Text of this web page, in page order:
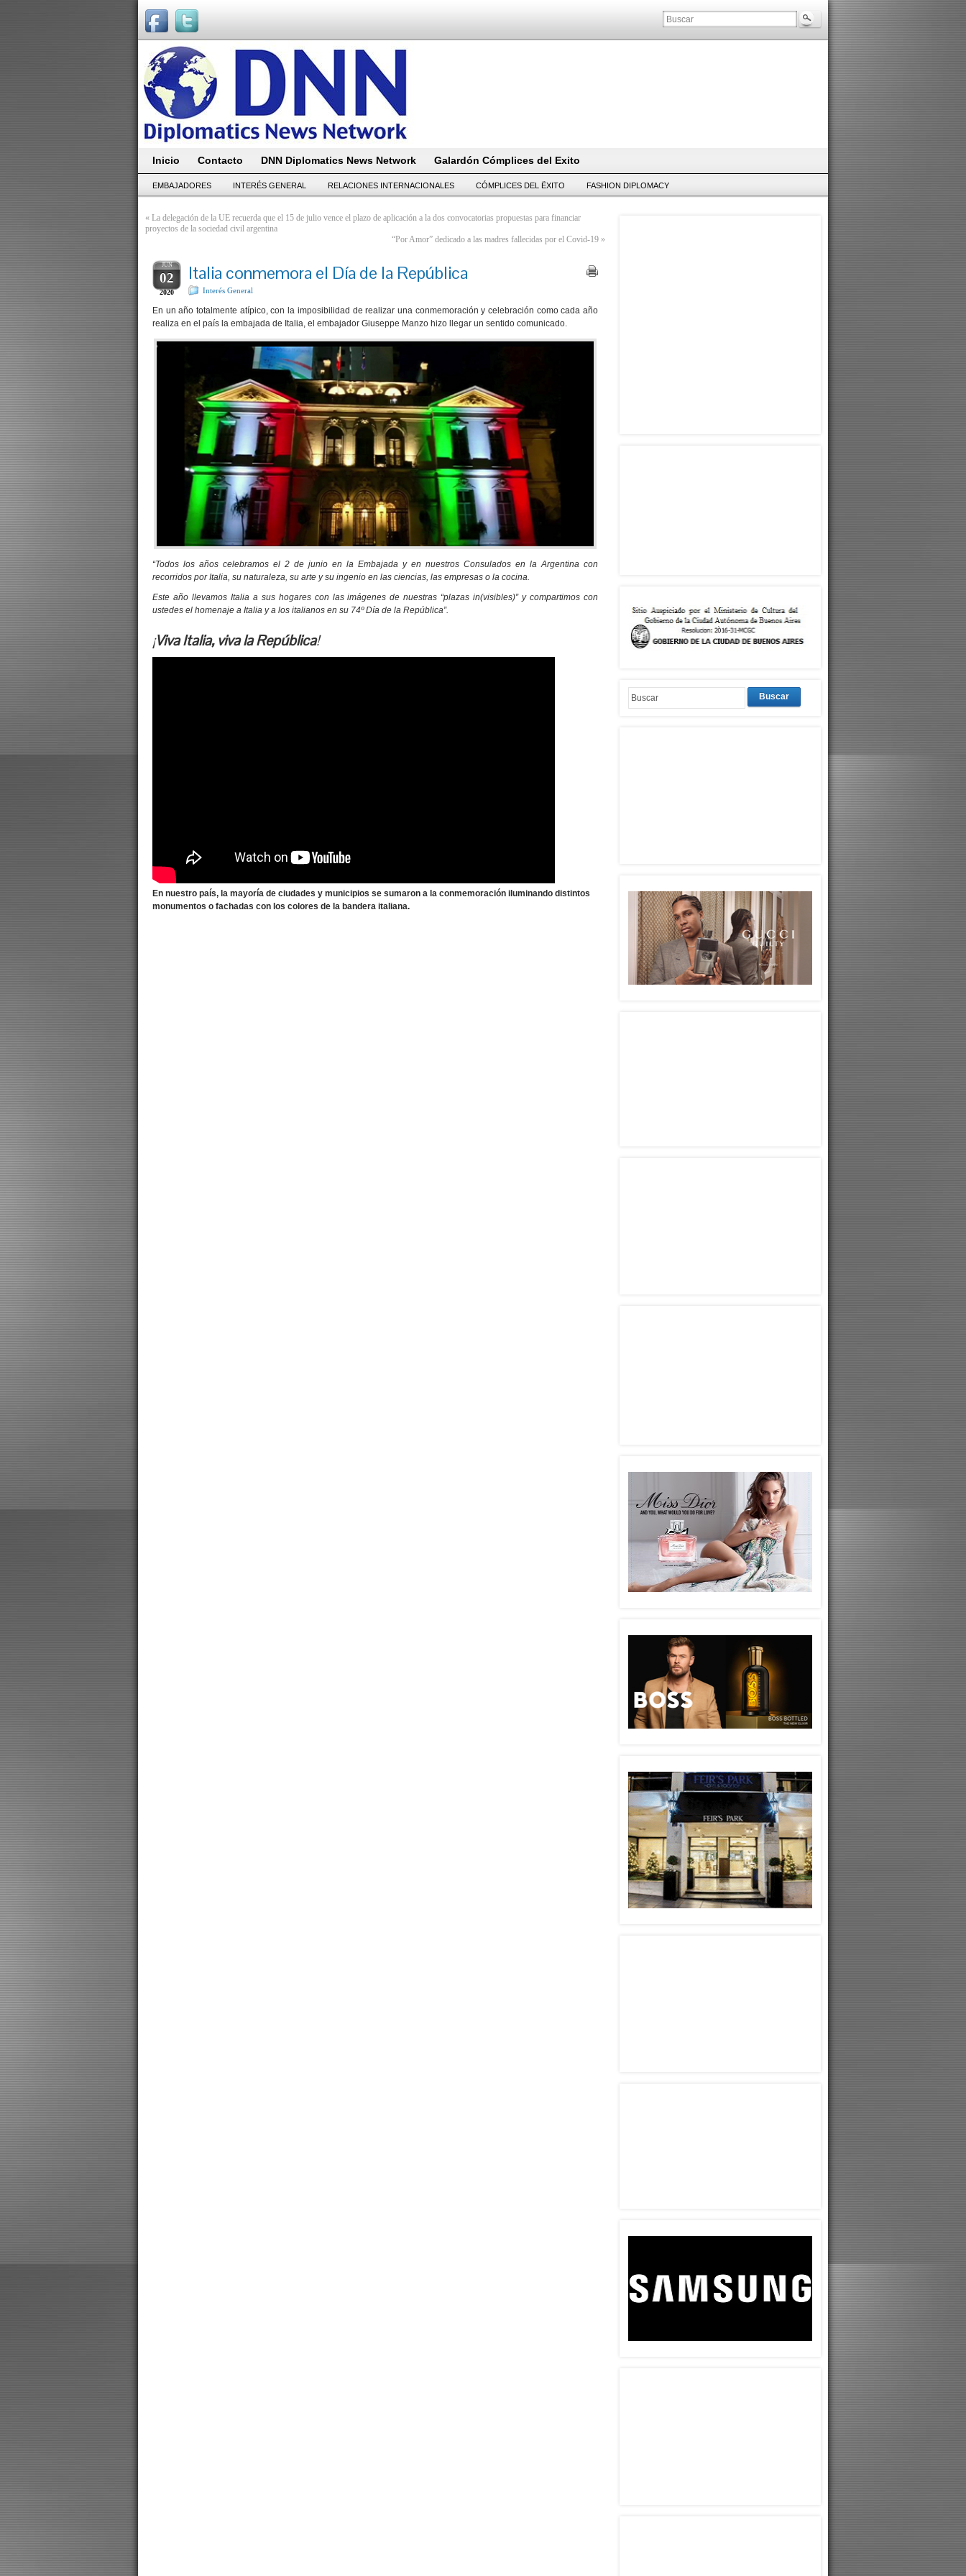
Inicio Contacto DNN Diplomatics News Network Galardón Cómplices del Exito
EMBAJADORES INTERÉS GENERAL RELACIONES INTERNACIONALES CÓMPLICES DEL ËXITO FASHION DIPLOMACY
« La delegación de la UE recuerda que el 15 de julio vence el plazo de aplicación a la dos convocatorias propuestas para financiar
proyectos de la sociedad civil argentina
“Por Amor” dedicado a las madres fallecidas por el Covid-19 »
JUN
02
2020
Italia conmemora el Día de la República
Interés General
En un año totalmente atípico, con la imposibilidad de realizar una conmemoración y celebración como cada año
realiza en el país la embajada de Italia, el embajador Giuseppe Manzo hizo llegar un sentido comunicado.
“Todos los años celebramos el 2 de junio en la Embajada y en nuestros Consulados en la Argentina con
recorridos por Italia, su naturaleza, su arte y su ingenio en las ciencias, las empresas o la cocina.
Este año llevamos Italia a sus hogares con las imágenes de nuestras “plazas in(visibles)” y compartimos con
ustedes el homenaje a Italia y a los italianos en su 74º Día de la República”.
¡Viva Italia, viva la República!
En nuestro país, la mayoría de ciudades y municipios se sumaron a la conmemoración iluminando distintos
monumentos o fachadas con los colores de la bandera italiana.
Buscar